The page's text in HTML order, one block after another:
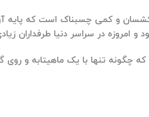
و کمی چسبناک است که پایه
در سراسر دنیا طرفداران
چگونه تنها با یک ماهیتابه و